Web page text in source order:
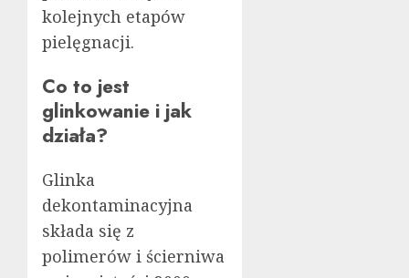
kolejnych etapów
pielęgnacji.
Co to jest
glinkowanie i jak
działa?
Glinka
dekontaminacyjna
składa się z
polimerów i ścierniwa